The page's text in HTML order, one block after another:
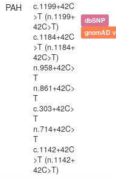
PAH
c.1199+42C
>T (n.1199+
42C>T)
c.1184+42C
>T (n.1184+
42C>T)
n.958+42C>
T
n.861+42C>
T
c.303+42C>
T
n.714+42C>
T
c.1142+42C
>T (n.1142+
42C>T)
dbSNP
gnomAD